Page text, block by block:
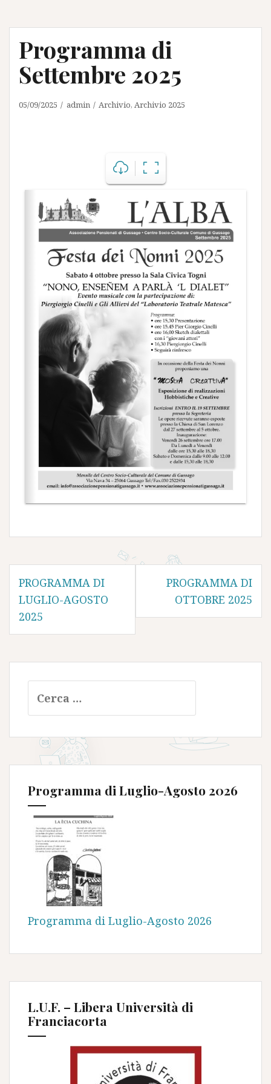
Programma di
Settembre 2025
05/09/2025 admin Archivio, Archivio 2025
Navigazione
articoli
PROGRAMMA DI
LUGLIO-AGOSTO
2025
PROGRAMMA DI
OTTOBRE 2025
per:
Programma di Luglio-Agosto 2026
Programma di Luglio-Agosto 2026
L.U.F. – Libera Università di
Franciacorta